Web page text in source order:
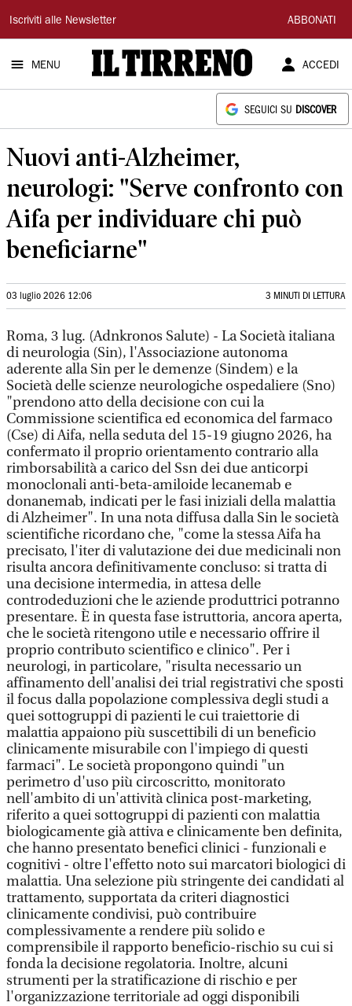
Il
Tirreno
Iscriviti alle Newsletter ABBONATI
MENU ACCEDI
SEGUICI SU DISCOVER
Nuovi anti-Alzheimer,
neurologi: "Serve confronto con
Aifa per individuare chi può
beneficiarne"
03 luglio 2026 12:06 3 MINUTI DI LETTURA
Roma, 3 lug. (Adnkronos Salute) - La Società italiana
di neurologia (Sin), l'Associazione autonoma
aderente alla Sin per le demenze (Sindem) e la
Società delle scienze neurologiche ospedaliere (Sno)
"prendono atto della decisione con cui la
Commissione scientifica ed economica del farmaco
(Cse) di Aifa, nella seduta del 15-19 giugno 2026, ha
confermato il proprio orientamento contrario alla
rimborsabilità a carico del Ssn dei due anticorpi
monoclonali anti-beta-amiloide lecanemab e
donanemab, indicati per le fasi iniziali della malattia
di Alzheimer". In una nota diffusa dalla Sin le società
scientifiche ricordano che, "come la stessa Aifa ha
precisato, l'iter di valutazione dei due medicinali non
risulta ancora definitivamente concluso: si tratta di
una decisione intermedia, in attesa delle
controdeduzioni che le aziende produttrici potranno
presentare. È in questa fase istruttoria, ancora aperta,
che le società ritengono utile e necessario offrire il
proprio contributo scientifico e clinico". Per i
neurologi, in particolare, "risulta necessario un
affinamento dell'analisi dei trial registrativi che sposti
il focus dalla popolazione complessiva degli studi a
quei sottogruppi di pazienti le cui traiettorie di
malattia appaiono più suscettibili di un beneficio
clinicamente misurabile con l'impiego di questi
farmaci". Le società propongono quindi "un
perimetro d'uso più circoscritto, monitorato
nell'ambito di un'attività clinica post-marketing,
riferito a quei sottogruppi di pazienti con malattia
biologicamente già attiva e clinicamente ben definita,
che hanno presentato benefici clinici - funzionali e
cognitivi - oltre l'effetto noto sui marcatori biologici di
malattia. Una selezione più stringente dei candidati al
trattamento, supportata da criteri diagnostici
clinicamente condivisi, può contribuire
complessivamente a rendere più solido e
comprensibile il rapporto beneficio-rischio su cui si
fonda la decisione regolatoria. Inoltre, alcuni
strumenti per la stratificazione di rischio e per
l'organizzazione territoriale ad oggi disponibili